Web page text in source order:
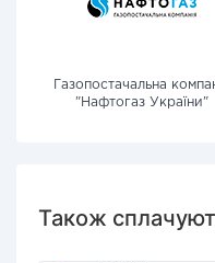
Газопостачальна
"Нафтогаз України"
Також